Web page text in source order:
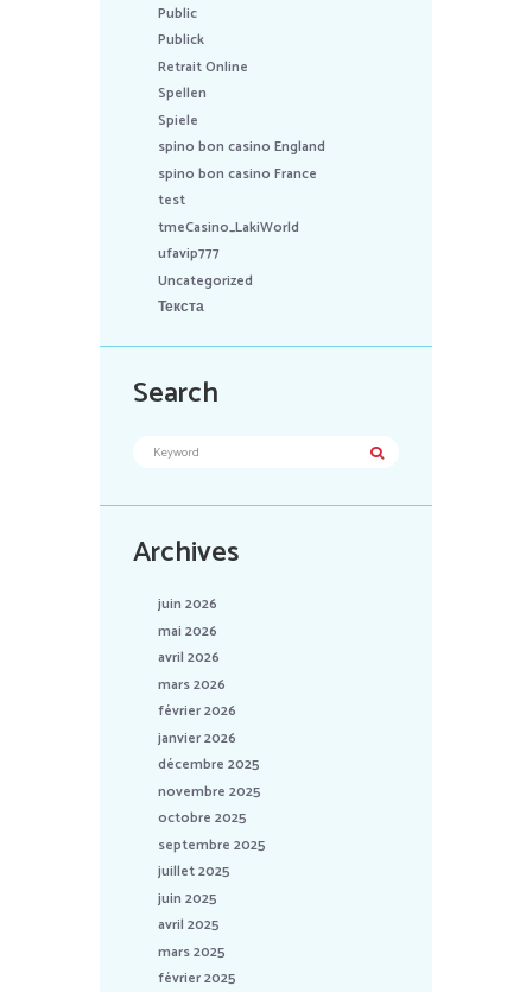
Public
Publick
Retrait Online
Spellen
Spiele
spino bon casino England
spino bon casino France
test
tmeCasino_LakiWorld
ufavip777
Uncategorized
Текста
Search
Archives
juin 2026
mai 2026
avril 2026
mars 2026
février 2026
janvier 2026
décembre 2025
novembre 2025
octobre 2025
septembre 2025
juillet 2025
juin 2025
avril 2025
mars 2025
février 2025